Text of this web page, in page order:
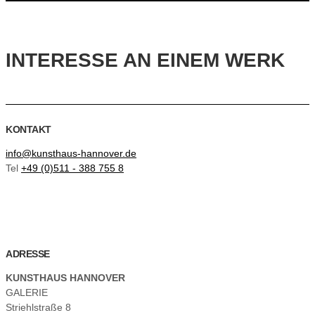
INTERESSE AN EINEM WERK
KONTAKT
info@kunsthaus-hannover.de
Tel +49 (0)511 - 388 755 8
ADRESSE
KUNSTHAUS HANNOVER
GALERIE
Striehlstraße 8